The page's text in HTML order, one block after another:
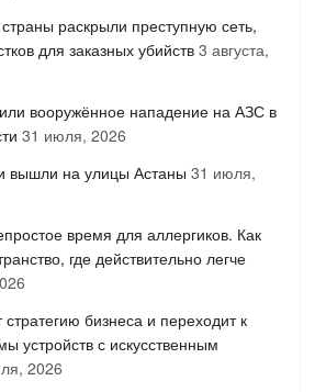
раскрыли преступную сеть,
для заказных убийств 3 августа,
вооружённое нападение на АЗС в
31 июля, 2026
вышли на улицы Астаны 31 июля,
время для аллергиков. Как
где действительно легче
бизнеса и переходит к
устройств с искусственным
2026